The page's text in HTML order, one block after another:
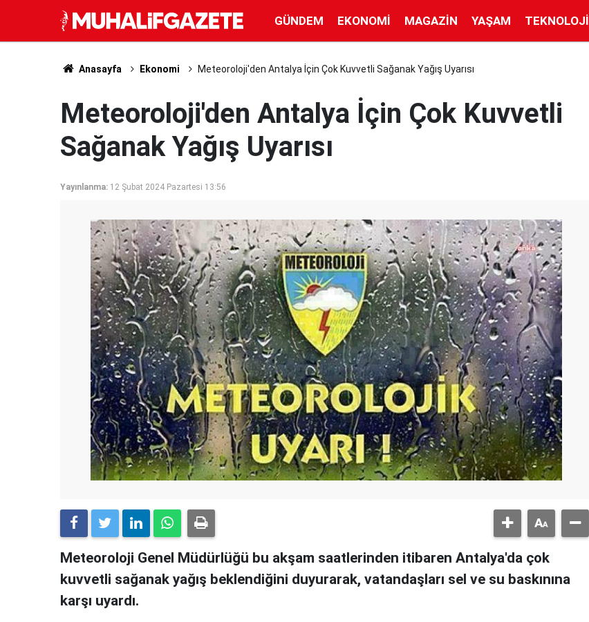
GÜNDEM EKONOMI MAGAZIN YAŞAM TEKNOLOJI
Anasayfa Ekonomi Meteoroloji'den Antalya İçin Çok Kuvvetli Sağanak Yağış Uyarısı
Meteoroloji'den Antalya İçin Çok Kuvvetli
Sağanak Yağış Uyarısı
Yayınlanma: 12 Şubat 2024 Pazartesi 13:56
Meteoroloji Genel Müdürlüğü bu akşam saatlerinden itibaren Antalya'da çok
kuvvetli sağanak yağış beklendiğini duyurarak, vatandaşları sel ve su baskınına
karşı uyardı.